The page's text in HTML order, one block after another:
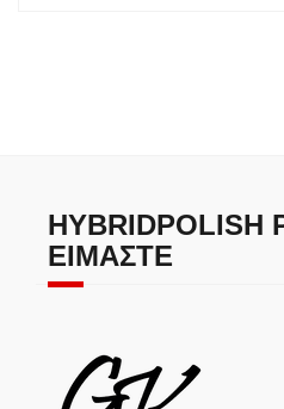
HYBRIDPOLISH
ΕΊΜΑΣΤΕ